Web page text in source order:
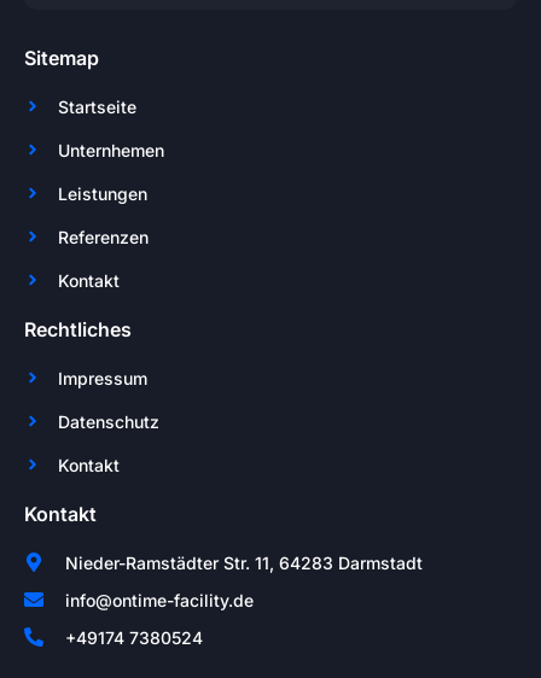
Sitemap
Startseite
Unternhemen
Leistungen
Referenzen
Kontakt
Rechtliches
Impressum
Datenschutz
Kontakt
Kontakt
Nieder-Ramstädter Str. 11, 64283 Darmstadt
info@ontime-facility.de
+49174 7380524